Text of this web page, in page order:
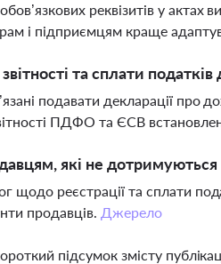
реквізитів у
і підприємцям краще
та сплати
подавати декларації
ПДФО та ЄСВ
які не
щодо реєстрації та сплати
продавців. Джерело
підсумок змісту